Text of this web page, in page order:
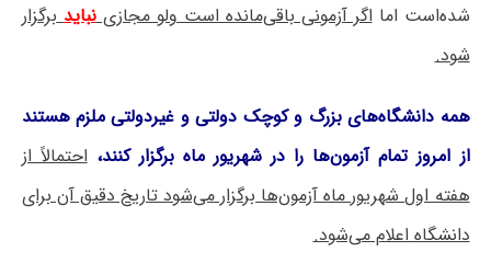
شده‌است امااگر آزمونی باقی‌مانده است ولو مجازینباید برگزار
شود.
همه دانشگاه‌های بزرگ و کوچک دولتی و غیردولتی ملزم هستند
از امروز تمام آزمون‌ها را در شهریور ماه برگزار کنند، احتمالاً از
هفته اول شهریور ماه آزمون‌ها برگزار می‌شود تاریخ دقیق آن برای
دانشگاه اعلام می‌شود.